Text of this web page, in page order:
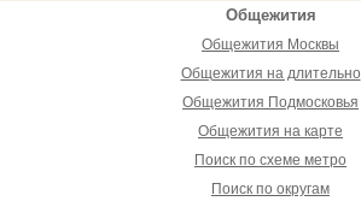
Общежития
Общежития Москвы
Общежития на длительно
Общежития Подмосковья
Общежития на карте
Поиск по схеме метро
Поиск по округам